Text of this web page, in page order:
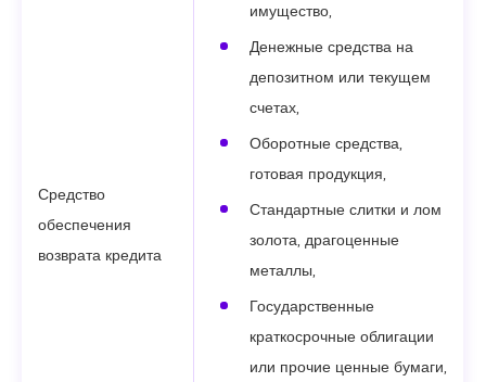
Средство
обеспечения
возврата кредита
имущество,
Денежные средства на
депозитном или текущем
счетах,
Оборотные средства,
готовая продукция,
Стандартные слитки и лом
золота, драгоценные
металлы,
Государственные
краткосрочные облигации
или прочие ценные бумаги,